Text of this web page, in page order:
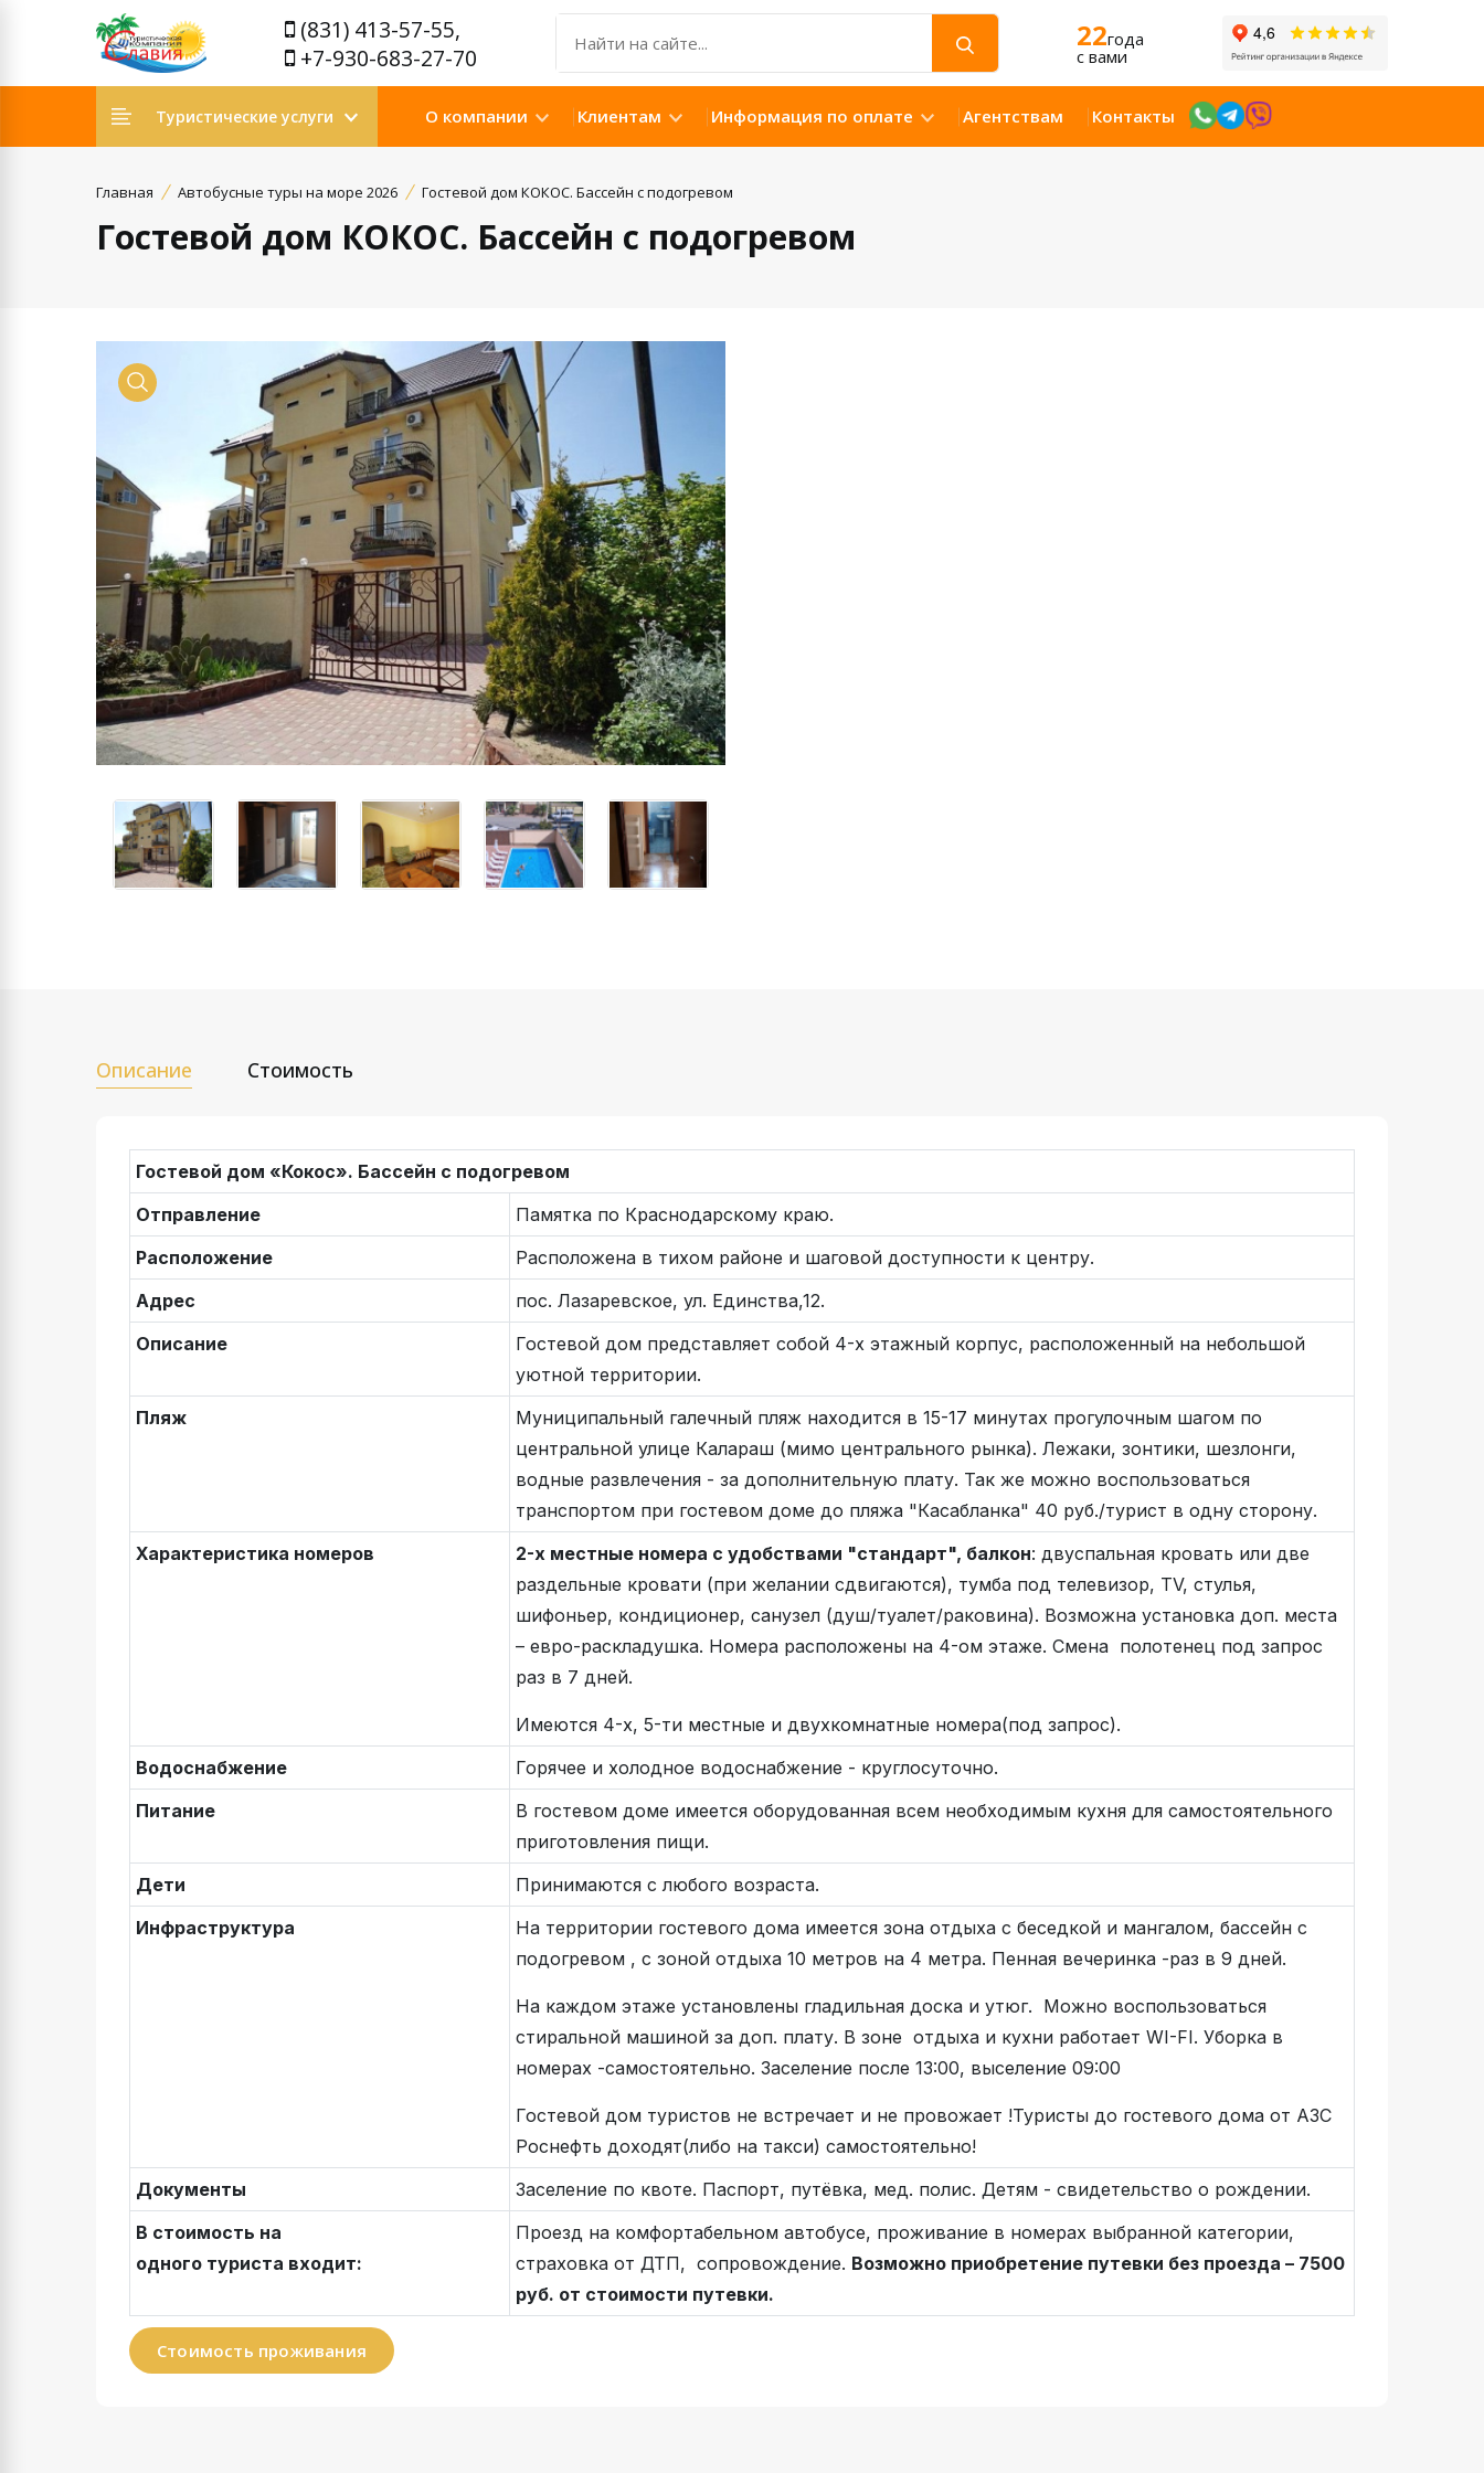
(831) 413-57-55,
+7-930-683-27-70
22года
c вами
Туристические услуги О компании Клиентам Информация по оплате Агентствам Контакты
Главная Автобусные туры на море 2026 Гостевой дом КОКОС. Бассейн с подогревом
Гостевой дом КОКОС. Бассейн с подогревом
Просмотр
Описание Стоимость
Гостевой дом «Кокос». Бассейн с подогревом
Отправление
Памятка по Краснодарскому краю.
Расположение
Расположена в тихом районе и шаговой доступности к центру.
Адрес
пос. Лазаревское, ул. Единства,12.
Описание
Гостевой дом представляет собой 4-х этажный корпус, расположенный на небольшой
уютной территории.
Пляж
Муниципальный галечный пляж находится в 15-17 минутах прогулочным шагом по
центральной улице Калараш (мимо центрального рынка). Лежаки, зонтики, шезлонги,
водные развлечения - за дополнительную плату. Так же можно воспользоваться
транспортом при гостевом доме до пляжа "Касабланка" 40 руб./турист в одну сторону.
Характеристика номеров
2-х местные номера с удобствами "стандарт", балкон: двуспальная кровать или две
раздельные кровати (при желании сдвигаются), тумба под телевизор, TV, стулья,
шифоньер, кондиционер, санузел (душ/туалет/раковина). Возможна установка доп. места
– евро-раскладушка. Номера расположены на 4-ом этаже. Смена полотенец под запрос
раз в 7 дней.
Имеются 4-х, 5-ти местные и двухкомнатные номера(под запрос).
Водоснабжение
Горячее и холодное водоснабжение - круглосуточно.
Питание
В гостевом доме имеется оборудованная всем необходимым кухня для самостоятельного
приготовления пищи.
Дети
Принимаются с любого возраста.
Инфраструктура
На территории гостевого дома имеется зона отдыха с беседкой и мангалом, бассейн с
подогревом , с зоной отдыха 10 метров на 4 метра. Пенная вечеринка -раз в 9 дней.
На каждом этаже установлены гладильная доска и утюг. Можно воспользоваться
стиральной машиной за доп. плату. В зоне отдыха и кухни работает WI-FI. Уборка в
номерах -самостоятельно. Заселение после 13:00, выселение 09:00
Гостевой дом туристов не встречает и не провожает !Туристы до гостевого дома от АЗС
Роснефть доходят(либо на такси) самостоятельно!
Документы
Заселение по квоте. Паспорт, путёвка, мед. полис. Детям - свидетельство о рождении.
В стоимость на
одного туриста входит:
Проезд на комфортабельном автобусе, проживание в номерах выбранной категории,
страховка от ДТП, сопровождение. Возможно приобретение путевки без проезда – 7500
руб. от стоимости путевки.
Стоимость проживания